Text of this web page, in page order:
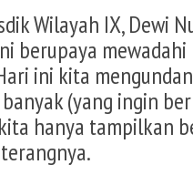
Wilayah IX, Dewi
berupaya
ini kita
(yang ingin
hanya tampilkan